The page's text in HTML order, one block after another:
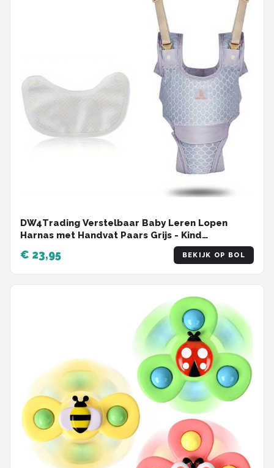
DW4Trading Verstelbaar Baby Leren Lopen
Harnas met Handvat Paars Grijs - Kind
Veiligheidsharnas - Jumper Geschikt Vanaf 7-24
Maanden
€ 23,95 BEKIJK OP BOL